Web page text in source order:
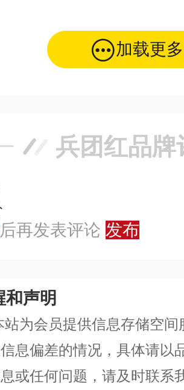
加载更多
兵团红品牌
后再发表评论 发布
和声明
站为会员提供信息存储空
息偏差的情况，具体请以
或任何问题，请及时联系